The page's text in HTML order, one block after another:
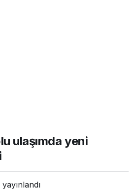
ulaşımda yeni
yayınlandı